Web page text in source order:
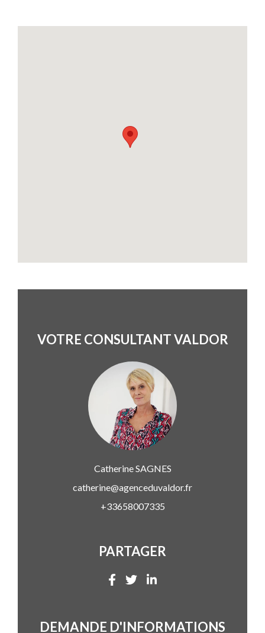
VOTRE CONSULTANT VALDOR
CatherineSAGNES
catherine@agenceduvaldor.fr
+33658007335
PARTAGER
DEMANDE D'INFORMATIONS